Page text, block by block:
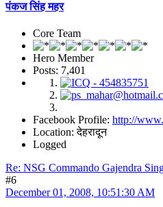
पंकज सिंह महर
Core Team
Hero Member
Posts: 7,401
Facebook Profile: http://
Location: देहरादून
Logged
Re: NSG Commando Gajendra
#6
December 01, 2008, 10:51:30 AM